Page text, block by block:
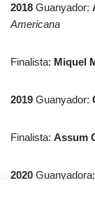
2018 Guanyador:
Americana
Finalista: Miquel
2019 Guanyador:
Finalista: Assum
2020 Guanyadora: